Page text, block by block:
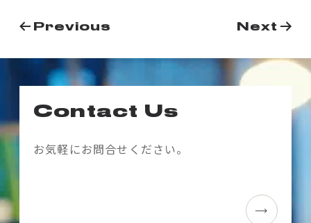
投
ゲ
ー
シ
ョ
ン
Previous Next
Contact Us
お気軽にお問合せください。